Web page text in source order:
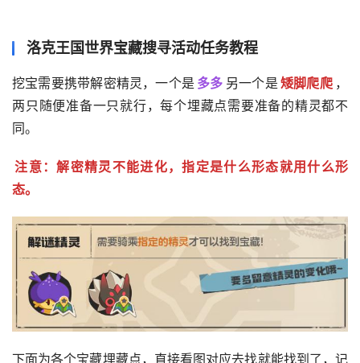
洛克王国世界宝藏搜寻活动任务教程
挖宝需要携带解密精灵，一个是 多多 另一个是 矮脚爬爬 ，
两只随便准备一只就行，每个埋藏点需要准备的精灵都不
同。
注意：解密精灵不能进化，指定是什么形态就用什么形
态。
下面为各个宝藏埋藏点，直接看图对应去找就能找到了，记